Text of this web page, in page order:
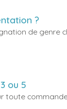
?
de genre
ou 5
toute